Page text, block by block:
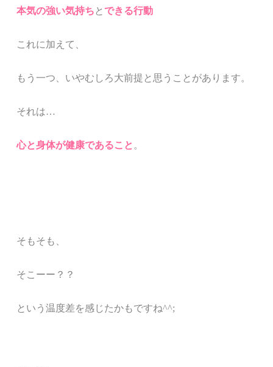
本気の強い気持ち とできる行動
これに加えて、
もう一つ、いやむしろ大前提と思うことがあります。
それは…
心と身体が健康であること。
そもそも、
そこーー？？
という温度差を感じたかもですね^^;